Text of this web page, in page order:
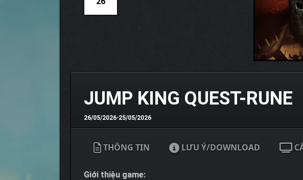
JUMP KING QUEST-RUNE
26/05/2026•25/05/2026
THÔNG TIN LƯU Ý/DOWNLOAD
Giới thiệu game: